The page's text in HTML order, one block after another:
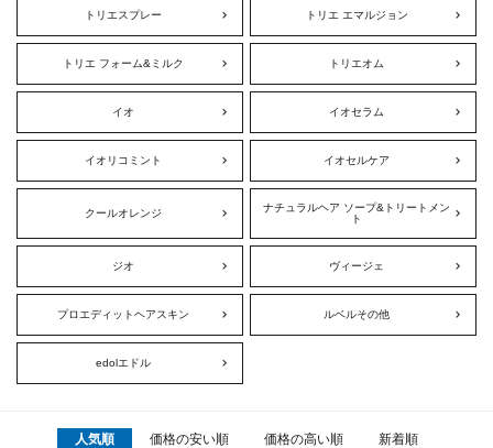
トリエスプレー トリエ エマルジョン
トリエ フォーム&ミルク トリエオム
イオ イオセラム
イオリコミント イオセルケア
クールオレンジ
ナチュラルヘア ソープ&トリートメン
ト
ジオ ヴィージェ
プロエディットヘアスキン ルベルその他
edolエドル
人気順 価格の安い順 価格の高い順 新着順